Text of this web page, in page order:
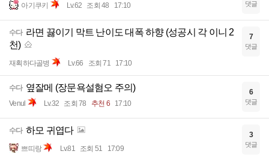
아기쿠키 Lv.62 조회 48 17:10 댓글
수다 라면 끓이기 막트 난이도 대폭 하향 (성공시 각 이니 2
천)
재획하다골병 Lv.66 조회 71 17:10
7
댓글
수다 옆잘메 (장문욕설혐오 주의)
Venul Lv.32 조회 78 추천 6 17:10
6
댓글
수다 하모 귀엽다
쁘띠랑 Lv.81 조회 51 17:09
3
댓글